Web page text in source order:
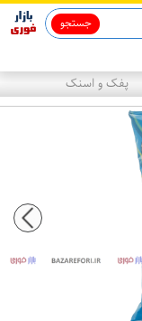
جستجو
پفک و اسنک